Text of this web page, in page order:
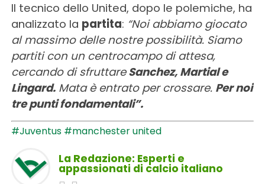
Il tecnico dello United, dopo le polemiche, ha
analizzato la partita: “Noi abbiamo giocato
al massimo delle nostre possibilità. Siamo
partiti con un centrocampo di attesa,
cercando di sfruttareSanchez, Martial e
Lingard.Mata è entrato per crossare. Per noi
tre punti fondamentali”.
#Juventus #manchester united
La Redazione: Esperti e
appassionati di calcio italiano